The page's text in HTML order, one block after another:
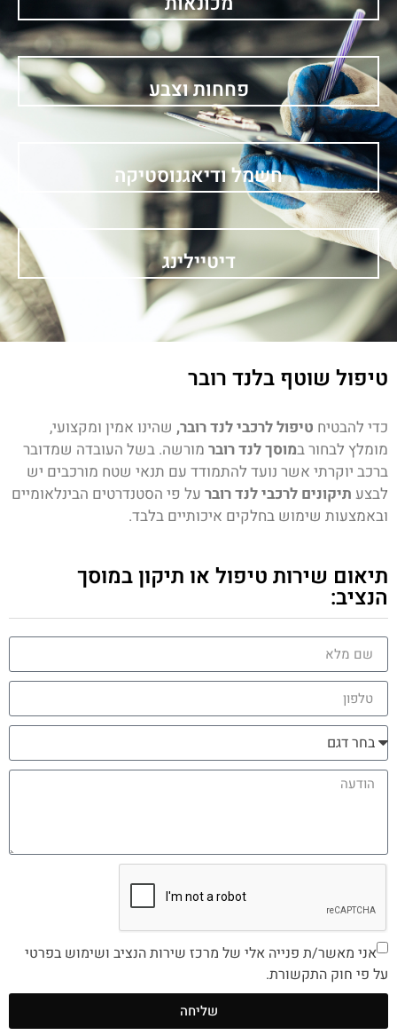
פחחות וצבע
חשמל ודיאגנוסטיקה
דיטיילינג
טיפול שוטף בלנד רובר
כדי להבטיח טיפול לרכבי לנד רובר, שהינו אמין ומקצועי,
מומלץ לבחור במוסך לנד רובר מורשה. בשל העובדה שמדובר
ברכב יוקרתי אשר נועד להתמודד עם תנאי שטח מורכבים יש
לבצע תיקונים לרכבי לנד רובר על פי הסטנדרטים הבינלאומיים
ובאמצעות שימוש בחלקים איכותיים בלבד.
תיאום שירות טיפול או תיקון במוסך
הנציב:
אני מאשר/ת פנייה אלי של מרכז שירות הנציב ושימוש בפרטי
על פי חוק התקשורת.
שליחה